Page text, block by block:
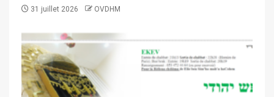
31 juillet 2026 OVDHM